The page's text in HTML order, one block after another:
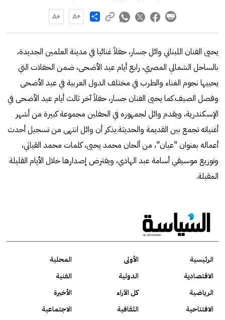
Share
يحيى الفنان اللبناني وائل جسار، حفلاً غنائيا في مدينة العلمين الجديدة،
بالساحل الشمالي المصري، رابع أيام عيد الأضحى، ضمن الحفلات التي
يحييها نجوم الغناء والطرب في مختلف الدول العربية في عيد الأضحى
وفصل الصيف.كما يحيى الفنان جسار، حفلاً آخر ثالث أيام عيد الأضحى في
الإسكندرية، ويقدم وائل لجمهوره في الحفلين مجموعة كبيرة من أشهر
أغنياته تجمع بين القديمة والحديثة.يذكر أن وائل انتهى من تسجيل أحدث
أعماله بعنوان "عيان"، من ألحان محمد يحيى، كلمات محمد القياتي،
وتوزيع موسيقي أسامة عبد الهادي، ويفترض إصدارها خلال الأيام القليلة
المقبلة.
الرئيسية الأولى
المحلية
الاقتصادية
الدولية
الفنية
الرياضية
كل الآراء
الأخيرة
الافتتاحية
الثقافية
الاجتماعية